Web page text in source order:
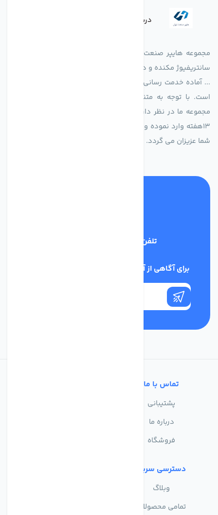
درباره فروشگاه
مجموعه هایپر صنعت ایران در امر تولید و واردات انواع فن های
سانتریفیوژ مکنده و دمنده آکسیال، سقفی، بین کانالی، مرغداری و
... آماده خدمت رسانی به شرکت های تولیدی، صنعتی و ساختمانی
است. با توجه به متنوع بودن فن های تولیدی کمپانی اروپایی
مجموعه ما در نظر دارد کالاهای تخصصی شما عزیزان رو در صرف
13هفته وارد نموده و این عمر باعث صرفه جویی در هزینه و زمان
شما عزیزان می گردد.
تلفن پشتیبانی
برای آگاهی از آخرین اخبار در خبرنامه ما عضو شوید
تماس با ما
پشتیبانی
درباره ما
فروشگاه
دسترسی سریع
وبلاگ
تمامی محصولات